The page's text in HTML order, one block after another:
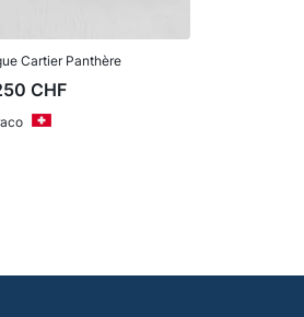
Cartier Panthère
CHF